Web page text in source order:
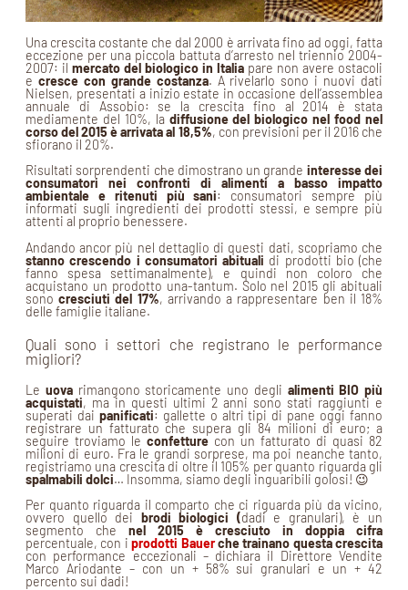
Una crescita costante che dal 2000 è arrivata fino ad oggi, fatta
eccezione per una piccola battuta d’arresto nel triennio 2004-
2007: il mercato del biologico in Italia pare non avere ostacoli
e cresce con grande costanza. A rivelarlo sono i nuovi dati
Nielsen, presentati a inizio estate in occasione dell’assemblea
annuale di Assobio: se la crescita fino al 2014 è stata
mediamente del 10%, la diffusione del biologico nel food nel
corso del 2015 è arrivata al 18,5%, con previsioni per il 2016 che
sfiorano il 20%.
Risultati sorprendenti che dimostrano un grande interesse dei
consumatori nei confronti di alimenti a basso impatto
ambientale e ritenuti più sani: consumatori sempre più
informati sugli ingredienti dei prodotti stessi, e sempre più
attenti al proprio benessere.
Andando ancor più nel dettaglio di questi dati, scopriamo che
stanno crescendo i consumatori abituali di prodotti bio (che
fanno spesa settimanalmente), e quindi non coloro che
acquistano un prodotto una-tantum. Solo nel 2015 gli abituali
sonocresciuti del 17%, arrivando a rappresentare ben il 18%
delle famiglie italiane.
Quali sono i settori che registrano le performance
migliori?
Le uovarimangono storicamente uno degli alimenti BIO più
acquistati, ma in questi ultimi 2 anni sono stati raggiunti e
superati dai panificati: gallette o altri tipi di pane oggi fanno
registrare un fatturato che supera gli 84 milioni di euro; a
seguire troviamo le confetture con un fatturato di quasi 82
milioni di euro. Fra le grandi sorprese, ma poi neanche tanto,
registriamo una crescita di oltre il 105% per quanto riguarda gli
spalmabili dolci… Insomma, siamo degli inguaribili golosi! 😉
Per quanto riguarda il comparto che ci riguarda più da vicino,
ovvero quello dei brodi biologici (dadi e granulari), è un
segmento che nel 2015 è cresciuto in doppia cifra
percentuale, con iprodotti Bauerche trainano questa crescita
con performance eccezionali – dichiara il Direttore Vendite
Marco Ariodante – con un + 58% sui granulari e un + 42
percento sui dadi!